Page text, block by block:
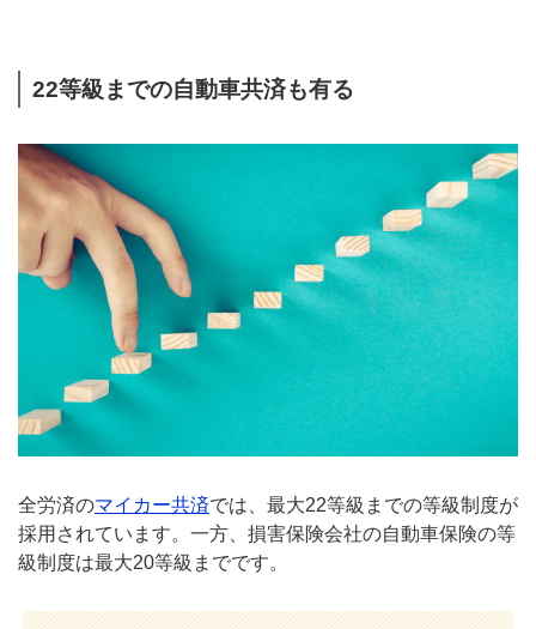
22等級までの自動車共済も有る
全労済のマイカー共済では、最大22等級までの等級制度が
採用されています。一方、損害保険会社の自動車保険の等
級制度は最大20等級までです。